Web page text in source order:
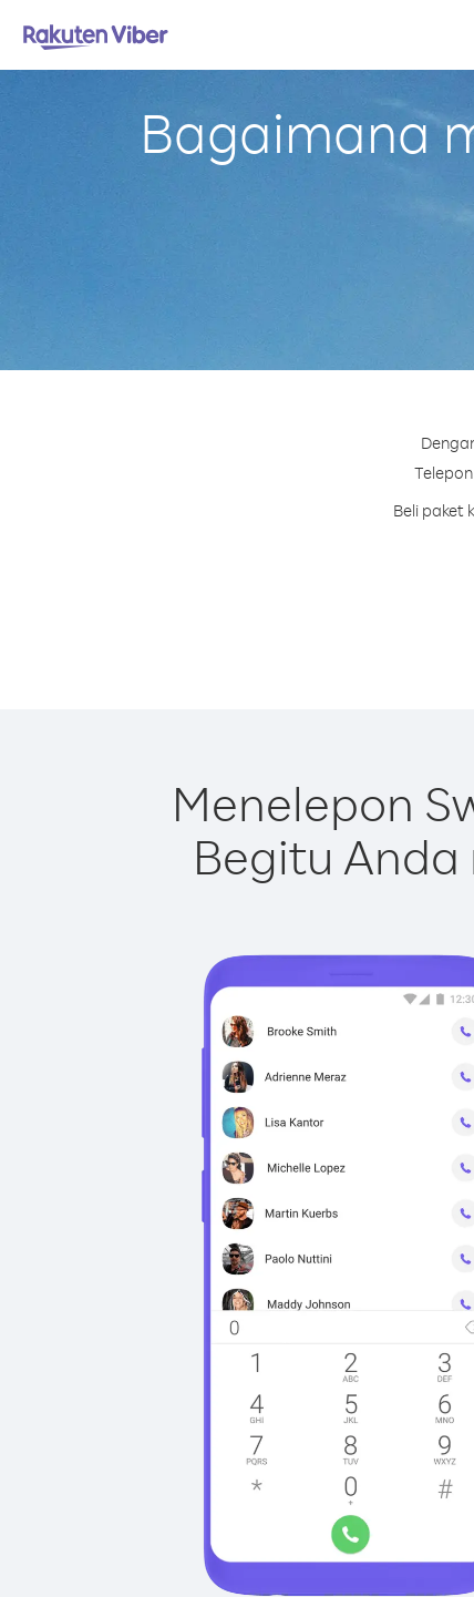
Bagaimana
Beli paket
Menelepon
Begitu